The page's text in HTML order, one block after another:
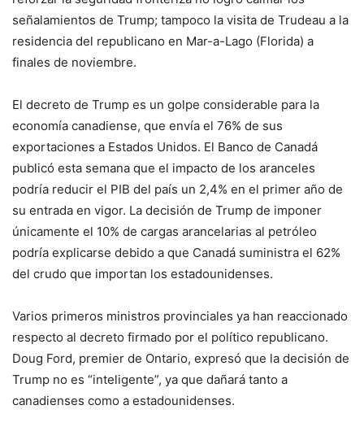
señalamientos de Trump; tampoco la visita de Trudeau a la
residencia del republicano en Mar-a-Lago (Florida) a
finales de noviembre.
El decreto de Trump es un golpe considerable para la
economía canadiense, que envía el 76% de sus
exportaciones a Estados Unidos. El Banco de Canadá
publicó esta semana que el impacto de los aranceles
podría reducir el PIB del país un 2,4% en el primer año de
su entrada en vigor. La decisión de Trump de imponer
únicamente el 10% de cargas arancelarias al petróleo
podría explicarse debido a que Canadá suministra el 62%
del crudo que importan los estadounidenses.
Varios primeros ministros provinciales ya han reaccionado
respecto al decreto firmado por el político republicano.
Doug Ford, premier de Ontario, expresó que la decisión de
Trump no es “inteligente”, ya que dañará tanto a
canadienses como a estadounidenses.